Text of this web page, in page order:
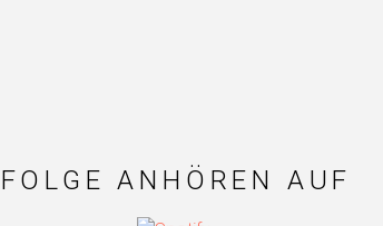
FOLGE ANHÖREN AUF